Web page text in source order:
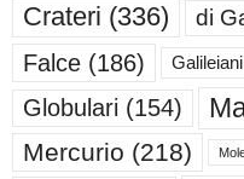
Crateri (336) di
Falce (186) Galileiani
Globulari (154)
Mercurio (218)